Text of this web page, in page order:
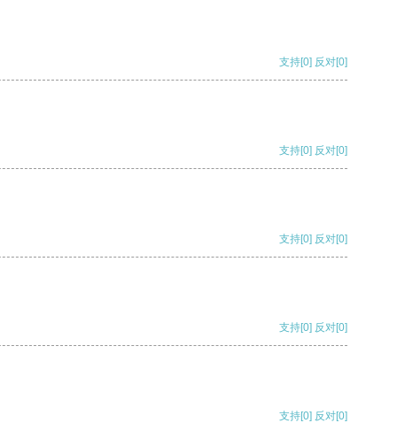
支持[0] 反对[0]
支持[0] 反对[0]
支持[0] 反对[0]
支持[0] 反对[0]
支持[0] 反对[0]